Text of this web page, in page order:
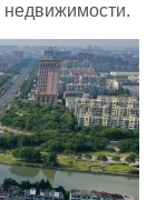
недвижимости.